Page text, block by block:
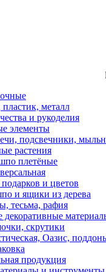
металл
и рукоделия
элементы
подсвечники,
растения
плетёные
и цветов
и ящики из дерева
тесьма, рафия
декоративные
скрутики
Оазис,
продукция